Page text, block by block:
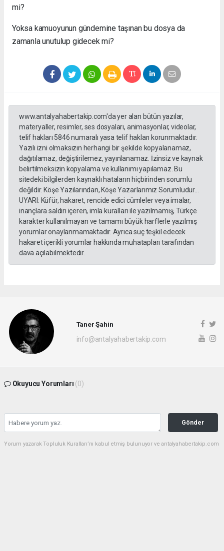
mi?
Yoksa kamuoyunun gündemine taşınan bu dosya da
zamanla unutulup gidecek mi?
www.antalyahabertakip.com'da yer alan bütün yazılar,
materyaller, resimler, ses dosyaları, animasyonlar, videolar,
telif hakları 5846 numaralı yasa telif hakları korunmaktadır.
Yazılı izni olmaksızın herhangi bir şekilde kopyalanamaz,
dağıtılamaz, değiştirilemez, yayınlanamaz. İzinsiz ve kaynak
belirtilmeksizin kopyalama ve kullanımı yapılamaz. Bu
sitedeki bilgilerden kaynaklı hataların hiçbirinden sorumlu
değildir. Köşe Yazılarından, Köşe Yazarlarımız Sorumludur...
UYARI: Küfür, hakaret, rencide edici cümleler veya imalar,
inançlara saldırı içeren, imla kuralları ile yazılmamış, Türkçe
karakter kullanılmayan ve tamamı büyük harflerle yazılmış
yorumlar onaylanmamaktadır. Ayrıca suç teşkil edecek
hakaret içerikli yorumlar hakkında muhatapları tarafından
dava açılabilmektedir.
Taner Şahin
info@antalyahabertakip.com
Okuyucu Yorumları (0)
Gönder
Yorum yazarak Topluluk Kuralları’nı kabul etmiş bulunuyor ve antalyahabertakip.com